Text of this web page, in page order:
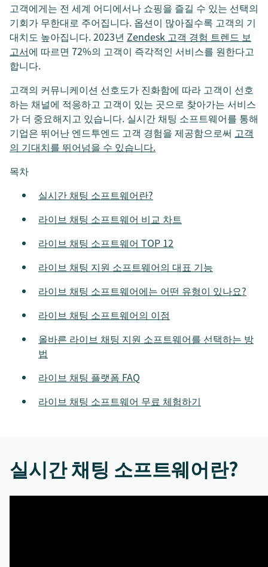
고객에게는 전 세계 어디에서나 쇼핑을 즐길 수 있는 선택의
기회가 무한대로 주어집니다. 옵션이 많아질수록 고객의 기
대치도 높아집니다. 2023년 Zendesk 고객 경험 트렌드 보
고서에 따르면 72%의 고객이 즉각적인 서비스를 원한다고
합니다.
고객의 커뮤니케이션 선호도가 진화함에 따라 고객이 선호
하는 채널에 적응하고 고객이 있는 곳으로 찾아가는 서비스
가 더 중요해지고 있습니다. 실시간 채팅 소프트웨어를 통해
기업은 뛰어난 엔드투엔드 고객 경험을 제공함으로써 고객
의 기대치를 뛰어넘을 수 있습니다.
목차
실시간 채팅 소프트웨어란?
라이브 채팅 소프트웨어 비교 차트
라이브 채팅 소프트웨어 TOP 12
라이브 채팅 지원 소프트웨어의 대표 기능
라이브 채팅 소프트웨어에는 어떤 유형이 있나요?
라이브 채팅 소프트웨어의 이점
올바른 라이브 채팅 지원 소프트웨어를 선택하는 방
법
라이브 채팅 플랫폼 FAQ
라이브 채팅 소프트웨어 무료 체험하기
실시간 채팅 소프트웨어란?